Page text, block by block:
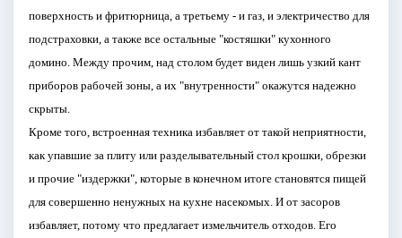
поверхность и фритюрница, а третьему - и газ, и электричество для
подстраховки, а также все остальные "костяшки" кухонного
домино. Между прочим, над столом будет виден лишь узкий кант
приборов рабочей зоны, а их "внутренности" окажутся надежно
скрыты.
Кроме того, встроенная техника избавляет от такой неприятности,
как упавшие за плиту или разделывательный стол крошки, обрезки
и прочие "издержки", которые в конечном итоге становятся пищей
для совершенно ненужных на кухне насекомых. И от засоров
избавляет, потому что предлагает измельчитель отходов. Его